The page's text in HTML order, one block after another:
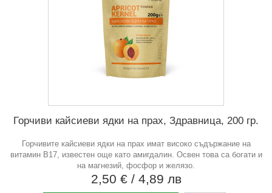
Горчиви кайсиеви ядки на прах, Здравница, 200 гр.
Горчивите кайсиеви ядки на прах имат високо съдържание на
витамин В17, известен още като амигдалин. Освен това са богати и
на магнезий, фосфор и желязо.
2,50 € / 4,89 лв